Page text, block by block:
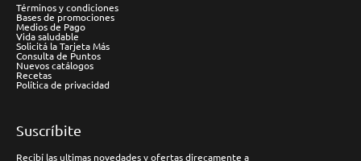
Términos y condiciones
Bases de promociones
Medios de Pago
Vida saludable
Solicitá la Tarjeta Más
Consulta de Puntos
Nuevos catálogos
Recetas
Política de privacidad
Suscríbite
Recibí las ultimas novedades y ofertas direcamente a